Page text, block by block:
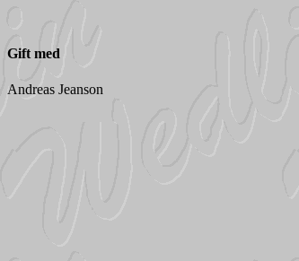
Gift med
Andreas Jeanson